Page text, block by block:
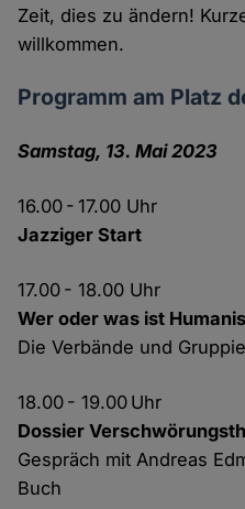
Zeit, dies zu ändern!
willkommen.
Programm am Platz
Samstag, 13. Mai 2023
16.00 - 17.00 Uhr
Jazziger Start
17.00 - 18.00 Uhr
Wer oder was ist
Die Verbände und
18.00 - 19.00 Uhr
Dossier
Gespräch mit Andreas
Buch